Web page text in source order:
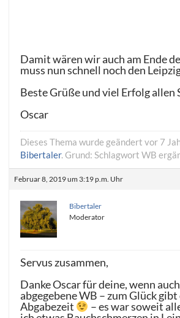
Damit wären wir auch am Ende
muss nun schnell noch den
Beste Grüße und viel Erfolg allen
Oscar
Dieses Thema wurde geändert vor 7
Bibertaler. Grund: Schlagwort WB
Februar 8, 2019 um 3:19 p.m. Uhr
Bibertaler
Moderator
Servus zusammen,
Danke Oscar für deine, wenn
abgegebene WB – zum Glück
Abgabezeit
– es war soweit